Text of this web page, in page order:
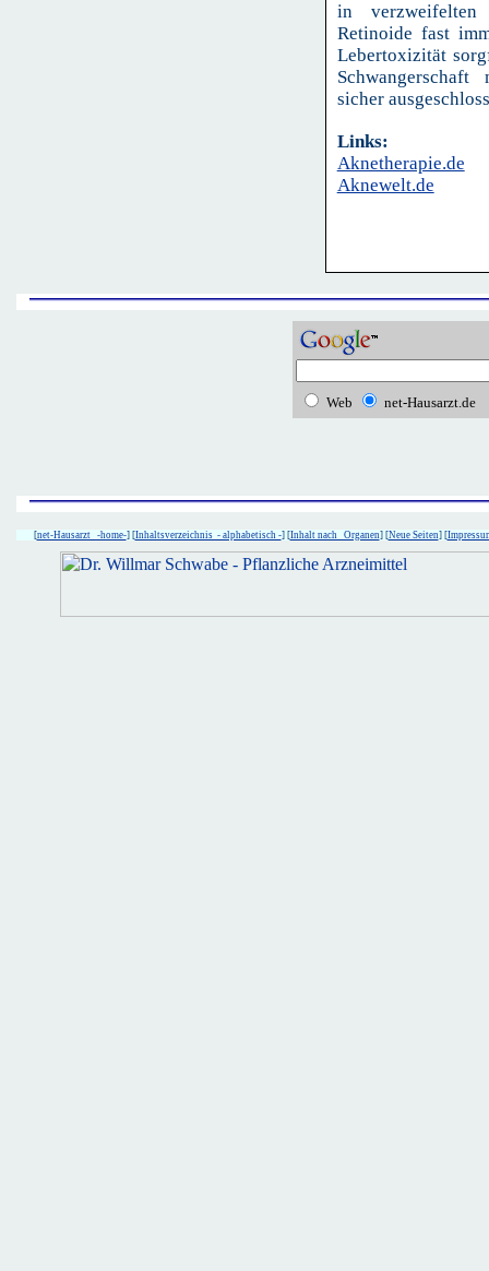
in verzweifelten
Retinoide fast
Lebertoxizität
sicher
Links:
Aknetherapie.de
Aknewelt.de
Web net-Hausarzt.de
[net-Hausarzt -home-] [Inhaltsverzeichnis - alphabetisch -] [Inhalt nach Organen] [Neue Seiten] [